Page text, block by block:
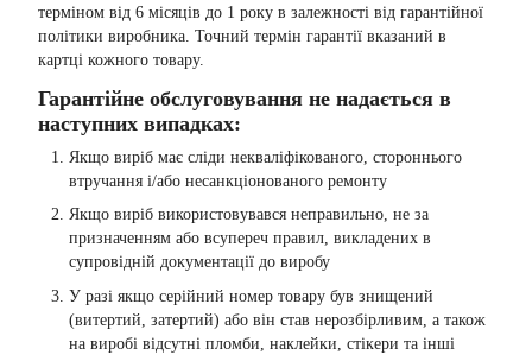
терміном від 6 місяців до 1 року в залежності від гарантійної
політики виробника. Точний термін гарантії вказаний в
картці кожного товару.
Гарантійне обслуговування не надається в
наступних випадках:
Якщо виріб має сліди некваліфікованого, стороннього
втручання і/або несанкціонованого ремонту
Якщо виріб використовувався неправильно, не за
призначенням або всупереч правил, викладених в
супровідній документації до виробу
У разі якщо серійний номер товару був знищений
(витертий, затертий) або він став нерозбірливим, а також
на виробі відсутні пломби, наклейки, стікери та інші